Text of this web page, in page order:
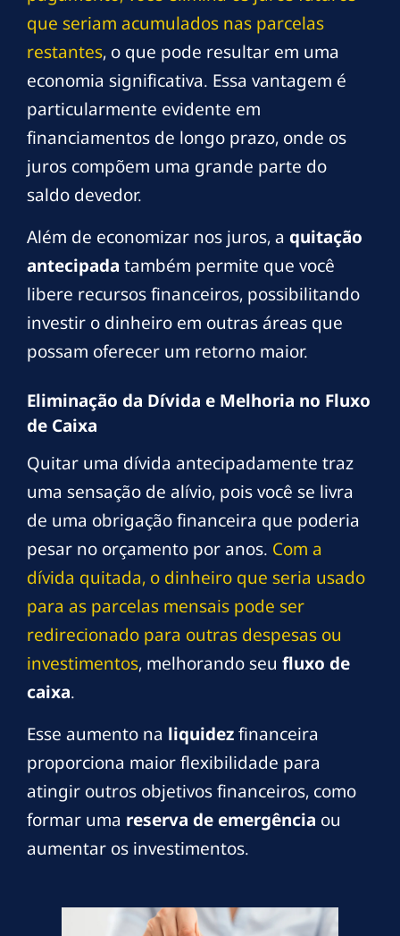
que seriam acumulados nas parcelas
restantes, o que pode resultar em uma
economia significativa. Essa vantagem é
particularmente evidente em
financiamentos de longo prazo, onde os
juros compõem uma grande parte do
saldo devedor.
Além de economizar nos juros, a quitação
antecipada também permite que você
libere recursos financeiros, possibilitando
investir o dinheiro em outras áreas que
possam oferecer um retorno maior.
Eliminação da Dívida e Melhoria no Fluxo
de Caixa
Quitar uma dívida antecipadamente traz
uma sensação de alívio, pois você se livra
de uma obrigação financeira que poderia
pesar no orçamento por anos. Com a
dívida quitada, o dinheiro que seria usado
para as parcelas mensais pode ser
redirecionado para outras despesas ou
investimentos, melhorando seu fluxo de
caixa.
Esse aumento na liquidezfinanceira
proporciona maior flexibilidade para
atingir outros objetivos financeiros, como
formar uma reserva de emergência ou
aumentar os investimentos.